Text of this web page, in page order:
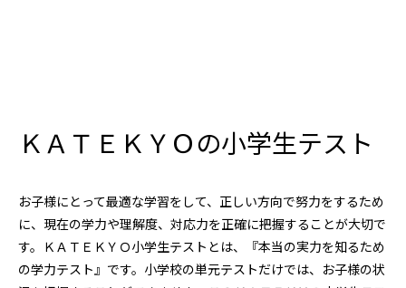
ＫＡＴＥＫＹＯの小学生テスト
お子様にとって最適な学習をして、正しい方向で努力をするため
に、現在の学力や理解度、対応力を正確に把握することが大切で
す。ＫＡＴＥＫＹＯ小学生テストとは、『本当の実力を知るため
の学力テスト』です。小学校の単元テストだけでは、お子様の状